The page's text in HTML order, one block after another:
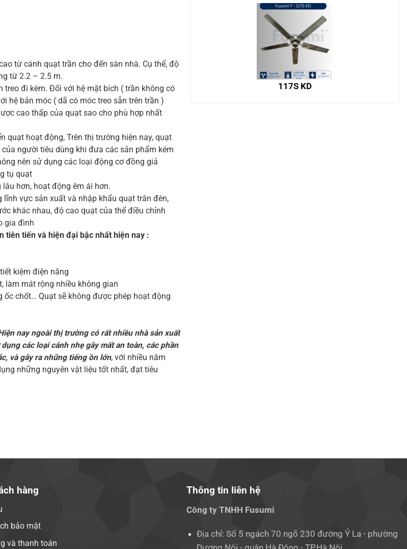
từ cánh quạt trần cho đến sàn nhà. Cụ thể, độ
từ 2.2 – 2.5 m.
treo đi kèm. Đối với hệ mặt bích ( trần không có
hệ bản móc ( dã có móc treo sẵn trên trần )
cao thấp của quạt sao cho phù hợp nhất
quạt hoạt động, Trên thị trường hiện nay, quạt
người tiêu dùng khi đưa các sản phẩm kém
nên sử dụng các loại động cơ đồng giả
tụ quạt
hơn, hoạt động êm ái hơn.
vực sản xuất và nhập khẩu quạt trân đèn,
khác nhau, độ cao quạt của thể điều chỉnh
gia đình
tiên tiến và hiện đại bậc nhất hiện nay :
kiệm điện năng
làm mát rộng nhiều không gian
chốt… Quạt sẽ không được phép hoạt động
nay ngoài thị trường có rất nhiều nhà sản xuất
các loại cánh nhẹ gây mất an toàn, các phần
và gây ra những tiếng ồn lớn, với nhiều năm
những nguyên vật liệu tốt nhất, đạt tiêu
117S KD
hàng
bảo mật
và thanh toán
Thông tin liên hệ
Công ty TNHH Fusumi
Địa chỉ: Số 5 ngách 70 ngõ 230 đường Ỷ La - phường